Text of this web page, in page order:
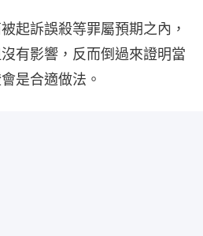
起訴誤殺等罪屬預期之內，
有影響，反而倒過來證明當
是合適做法。